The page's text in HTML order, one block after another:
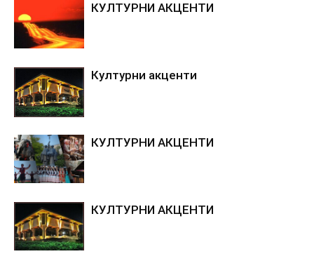
КУЛТУРНИ АКЦЕНТИ
Културни акценти
КУЛТУРНИ АКЦЕНТИ
КУЛТУРНИ АКЦЕНТИ